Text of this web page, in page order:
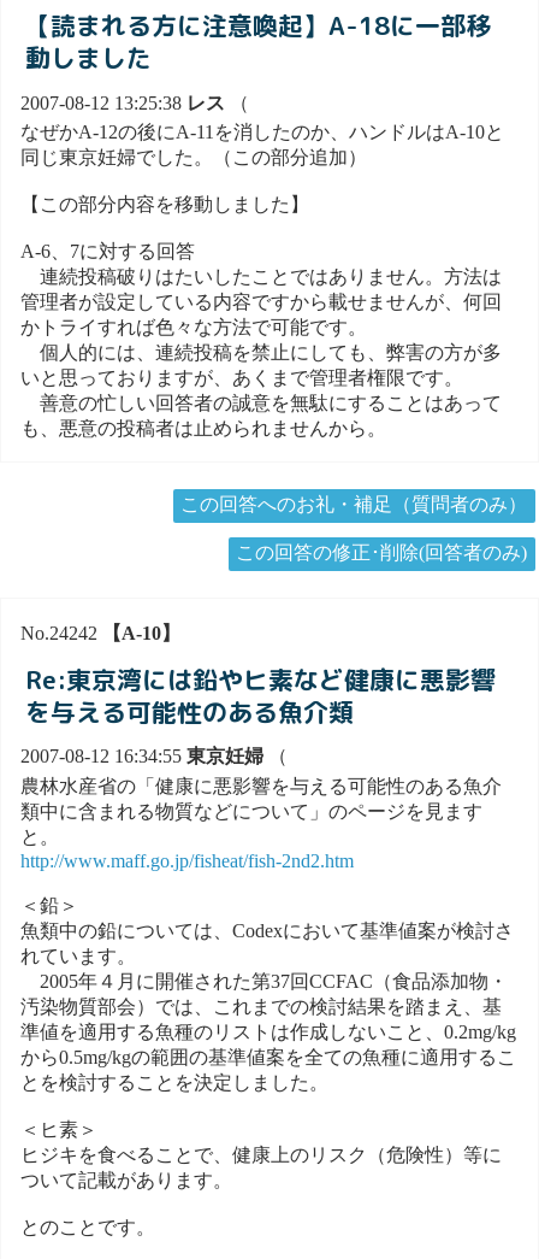
【読まれる方に注意喚起】A-18に一部移
動しました
2007-08-12 13:25:38 レス （
なぜかA-12の後にA-11を消したのか、ハンドルはA-10と
同じ東京妊婦でした。（この部分追加）
【この部分内容を移動しました】
A-6、7に対する回答
連続投稿破りはたいしたことではありません。方法は
管理者が設定している内容ですから載せませんが、何回
かトライすれば色々な方法で可能です。
個人的には、連続投稿を禁止にしても、弊害の方が多
いと思っておりますが、あくまで管理者権限です。
善意の忙しい回答者の誠意を無駄にすることはあって
も、悪意の投稿者は止められませんから。
この回答へのお礼・補足（質問者のみ）
この回答の修正･削除(回答者のみ)
No.24242 【A-10】
Re:東京湾には鉛やヒ素など健康に悪影響
を与える可能性のある魚介類
2007-08-12 16:34:55 東京妊婦 （
農林水産省の「健康に悪影響を与える可能性のある魚介
類中に含まれる物質などについて」のページを見ます
と。
http://www.maff.go.jp/fisheat/fish-2nd2.htm
＜鉛＞
魚類中の鉛については、Codexにおいて基準値案が検討さ
れています。
2005年４月に開催された第37回CCFAC（食品添加物・
汚染物質部会）では、これまでの検討結果を踏まえ、基
準値を適用する魚種のリストは作成しないこと、0.2mg/kg
から0.5mg/kgの範囲の基準値案を全ての魚種に適用するこ
とを検討することを決定しました。
＜ヒ素＞
ヒジキを食べることで、健康上のリスク（危険性）等に
ついて記載があります。
とのことです。